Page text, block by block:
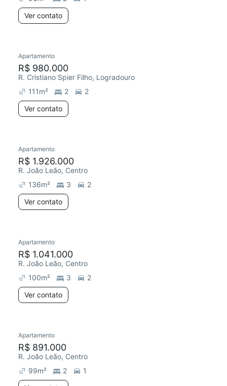
Ver contato
Apartamento
R$ 980.000
R. Cristiano Spier Filho, Logradouro
111m² 2
2
Ver contato
Apartamento
R$ 1.926.000
R. João Leão, Centro
136m² 3
2
Ver contato
Apartamento
R$ 1.041.000
R. João Leão, Centro
100m² 3
2
Ver contato
Apartamento
R$ 891.000
R. João Leão, Centro
99m² 2
1